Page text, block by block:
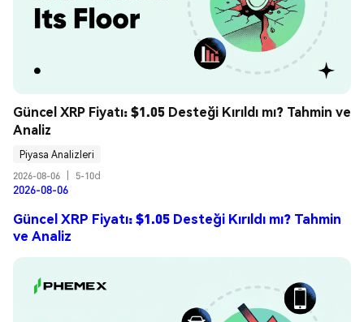
Güncel XRP Fiyatı: $1.05 Desteği Kırıldı mı? Tahmin ve
Analiz
Piyasa Analizleri
2026-08-06
5-10d
2026-08-06
Güncel XRP Fiyatı: $1.05 Desteği Kırıldı mı? Tahmin
ve Analiz